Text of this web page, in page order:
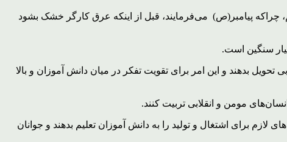
پیامبر(ص) می‌فرمایند، قبل از اینکه عرق کارگر خشک بشود
تحویل بدهند و این امر برای تقویت تفکر در میان دانش آموزان و بالا
مومن و انقلابی تربیت کنند.
برای اشتغال و تولید را به دانش آموزان تعلیم ‌بدهند و جوانان